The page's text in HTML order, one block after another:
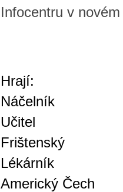
Infocentru v
Hrají:
Náčelník
Učitel
Frištenský
Lékárník
Americký Čech